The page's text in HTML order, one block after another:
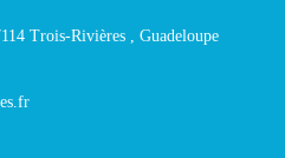
Trois-Rivières , Guadeloupe